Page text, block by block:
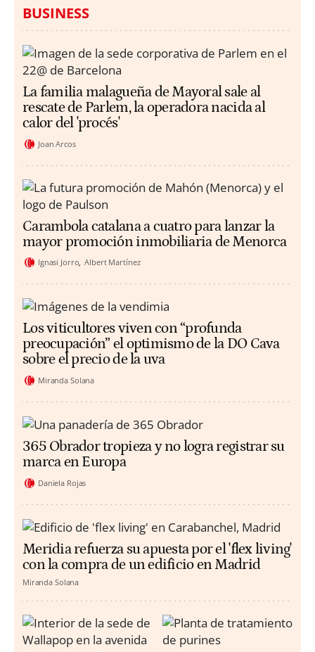
BUSINESS
La familia malagueña de Mayoral sale al
rescate de Parlem, la operadora nacida al
calor del 'procés'
Joan Arcos
Carambola catalana a cuatro para lanzar la
mayor promoción inmobiliaria de Menorca
Ignasi Jorro Albert Martínez
Los viticultores viven con “profunda
preocupación” el optimismo de la DO Cava
sobre el precio de la uva
Miranda Solana
365 Obrador tropieza y no logra registrar su
marca en Europa
Daniela Rojas
Meridia refuerza su apuesta por el 'flex living'
con la compra de un edificio en Madrid
Miranda Solana